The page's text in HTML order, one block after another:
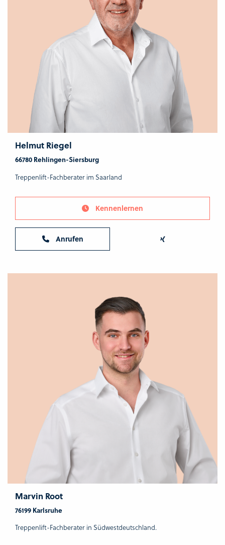
Helmut Riegel
66780 Rehlingen-Siersburg
Treppenlift-Fachberater im Saarland
Kennenlernen
Anrufen
Marvin Root
76199 Karlsruhe
Treppenlift-Fachberater in Südwestdeutschland.